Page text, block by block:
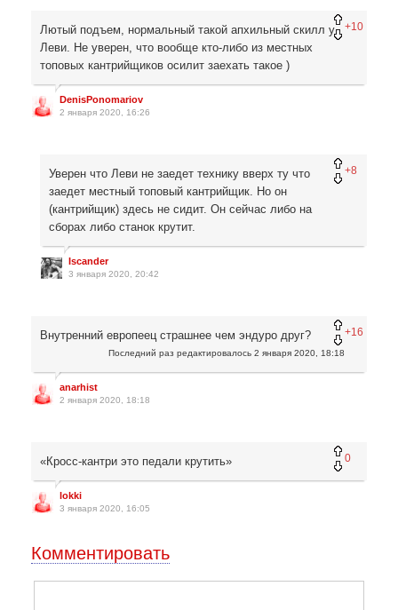
+10
Лютый подъем, нормальный такой апхильный скилл у
Леви. Не уверен, что вообще кто-либо из местных
топовых кантрийщиков осилит заехать такое )
DenisPonomariov
2 января 2020, 16:26
+8
Уверен что Леви не заедет технику вверх ту что
заедет местный топовый кантрийщик. Но он
(кантрийщик) здесь не сидит. Он сейчас либо на
сборах либо станок крутит.
Iscander
3 января 2020, 20:42
+16
Внутренний европеец страшнее чем эндуро друг?
Последний раз редактировалось 2 января 2020, 18:18
anarhist
2 января 2020, 18:18
0
«Кросс-кантри это педали крутить»
lokki
3 января 2020, 16:05
Комментировать